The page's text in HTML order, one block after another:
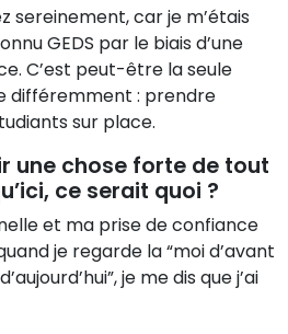
sereinement, car je m’étais
GEDS par le biais d’une
C’est peut-être la seule
différemment : prendre
sur place.
une chose forte de tout
ce serait quoi ?
et ma prise de confiance
je regarde la “moi d’avant
je me dis que j’ai